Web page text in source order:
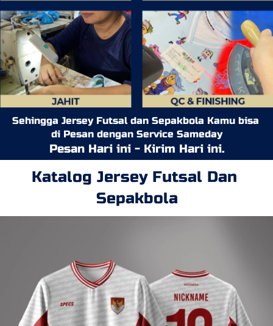
Sehingga Jersey Futsal dan Sepakbola Kamu bisa
di Pesan dengan Service Sameday
Pesan Hari ini - Kirim Hari ini.
Katalog Jersey Futsal Dan
Sepakbola